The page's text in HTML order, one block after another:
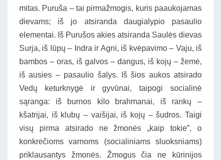
mitas. Puruša – tai pirmažmogis, kuris paaukojamas
dievams; iš jo atsiranda daugialypio pasaulio
elementai. Iš Purušos akies atsiranda Saulės dievas
Surja, iš lūpų – Indra ir Agni, iš kvėpavimo – Vaju, iš
bambos – oras, iš galvos – dangus, iš kojų – žemė,
iš ausies – pasaulio šalys. Iš šios aukos atsirado
Vedų keturknygė ir gyvūnai, taipogi socialinė
sąranga: iš burnos kilo brahmanai, iš rankų –
kšatrijai, iš klubų – vaišijai, iš kojų – šudros. Taigi
visų pirma atsirado ne žmonės „kaip tokie”, o
konkrečioms varnoms (socialiniams sluoksniams)
priklausantys žmonės. Žmogus čia ne kūrinijos